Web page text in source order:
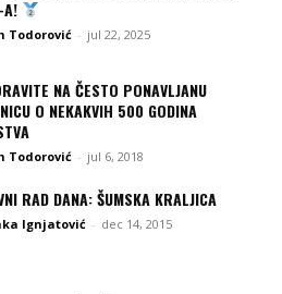
A!
Todorović - jul 22, 2025
NA ČESTO PONAVLJANU
O NEKAKVIH 500 GODINA
Todorović - jul 6, 2018
RAD DANA: ŠUMSKA KRALJICA
Ignjatović - dec 14, 2015